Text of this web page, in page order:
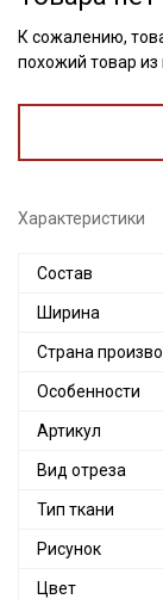
К сожалению,
похожий товар
Характеристики
Состав
Ширина
Страна
Особенности
Артикул
Вид отреза
Тип ткани
Рисунок
Цвет